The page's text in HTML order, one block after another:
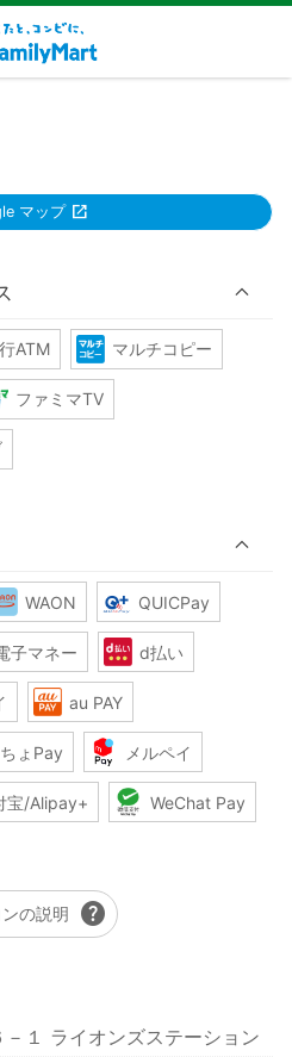
マップ
ATM マルチコピー
ファミマTV
WAON QUICPay
子マネー d払い
au PAY
ょPay メルペイ
宝/Alipay+ WeChat Pay
の説明 help
１ ライオンズステーション